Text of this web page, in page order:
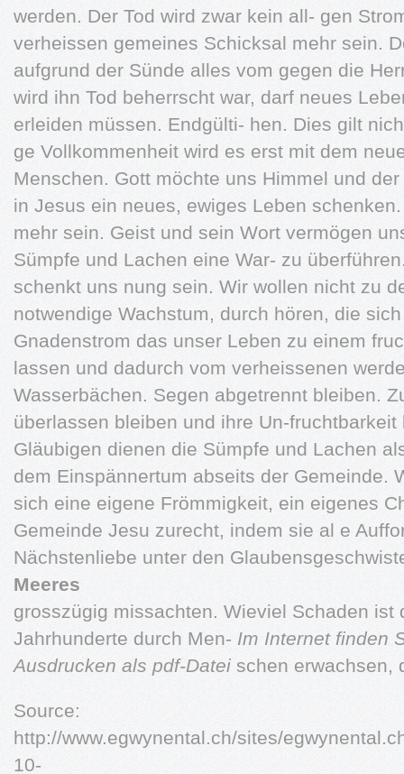
werden. Der Tod wird zwar kein all- gen
verheissen gemeines Schicksal mehr sein.
aufgrund der Sünde alles vom gegen die
wird ihn Tod beherrscht war, darf neues
erleiden müssen. Endgülti- hen. Dies gilt
ge Vollkommenheit wird es erst mit dem
Menschen. Gott möchte uns Himmel und
in Jesus ein neues, ewiges Leben
mehr sein. Geist und sein Wort vermögen
Sümpfe und Lachen eine War- zu
schenkt uns nung sein. Wir wollen nicht zu
notwendige Wachstum, durch hören, die
Gnadenstrom das unser Leben zu einem
lassen und dadurch vom verheissenen
Wasserbächen. Segen abgetrennt bleiben.
überlassen bleiben und ihre Un-
Gläubigen dienen die Sümpfe und Lachen
dem Einspännertum abseits der Gemeinde.
sich eine eigene Frömmigkeit, ein eigenes
Gemeinde Jesu zurecht, indem sie al e
Nächstenliebe unter den
Meeres
grosszügig missachten. Wieviel Schaden ist
Jahrhunderte durch Men- Im Internet finden
Ausdrucken als pdf-Datei schen erwachsen,
Source:
http://www.egwynental.ch/sites/
10-